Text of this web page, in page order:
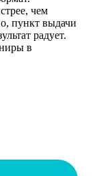
чем
пункт выдачи
радует.
в